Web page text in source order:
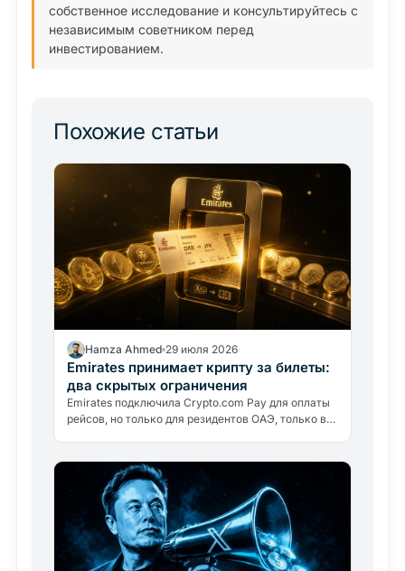
собственное исследование и консультируйтесь с
независимым советником перед
инвестированием.
Похожие статьи
Hamza Ahmed 29 июля 2026
Emirates принимает крипту за билеты:
два скрытых ограничения
Emirates подключила Crypto.com Pay для оплаты
рейсов, но только для резидентов ОАЭ, только в